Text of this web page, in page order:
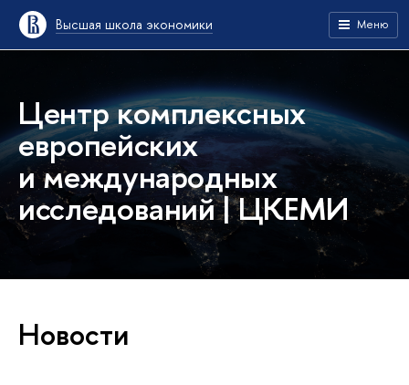
Высшая школа экономики Меню
Центр комплексных
европейских
и международных
исследований | ЦКЕМИ
Новости